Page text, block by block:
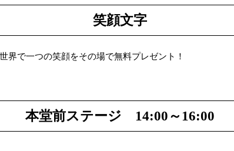
笑顔文字
界で一つの笑顔をその場で無料プレゼント！
本堂前ステージ 14:00～16:00